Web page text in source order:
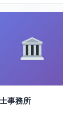
事務所